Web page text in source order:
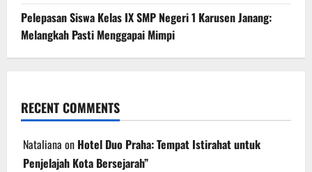
Pelepasan Siswa Kelas IX SMP Negeri 1 Karusen Janang:
Melangkah Pasti Menggapai Mimpi
RECENT COMMENTS
Nataliana on Hotel Duo Praha: Tempat Istirahat untuk
Penjelajah Kota Bersejarah”